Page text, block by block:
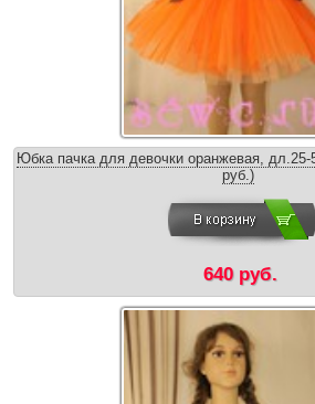
Юбка пачка для девочки оранжевая,
руб.)
640 руб.